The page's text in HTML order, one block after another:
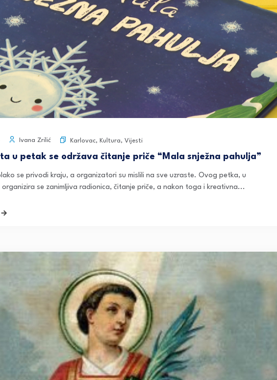
Ivana Zrilić Karlovac, Kultura, Vijesti
u petak se održava čitanje priče “Mala snježna pahulja”
se privodi kraju, a organizatori su mislili na sve uzraste. Ovog petka, u
se zanimljiva radionica, čitanje priče, a nakon toga i kreativna...